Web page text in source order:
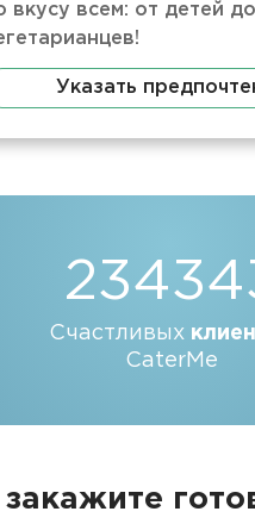
вкусу всем: от детей до
Указать
Счастливых
CaterMe